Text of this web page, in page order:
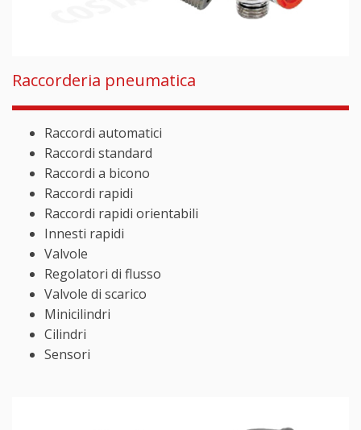
Raccorderia pneumatica
Raccordi automatici
Raccordi standard
Raccordi a bicono
Raccordi rapidi
Raccordi rapidi orientabili
Innesti rapidi
Valvole
Regolatori di flusso
Valvole di scarico
Minicilindri
Cilindri
Sensori